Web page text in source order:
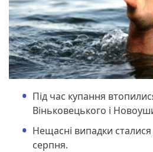
Під час купання
Віньковецького і
Нещасні випадки
серпня.